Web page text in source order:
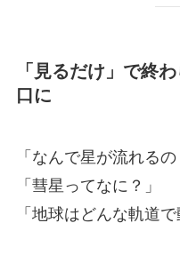
「見るだけ」で終
口に
「なんで星が流れるの
「彗星ってなに？」
「地球はどんな軌道